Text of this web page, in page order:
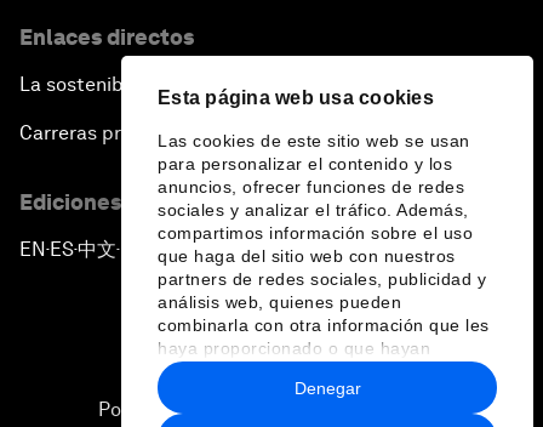
Esta página web usa cookies
Las cookies de este sitio web se usan
para personalizar el contenido y los
anuncios, ofrecer funciones de redes
sociales y analizar el tráfico. Además,
compartimos información sobre el uso
que haga del sitio web con nuestros
partners de redes sociales, publicidad y
análisis web, quienes pueden
combinarla con otra información que les
haya proporcionado o que hayan
recopilado a partir del uso que haya
hecho de sus servicios.
Denegar
Enlaces directos
La sostenibilidad en el Foro
Carreras profesionales
Ediciones en otros idiomas
EN ▪ ES▪中文▪ 日本語
Política de privacidad y normas de uso